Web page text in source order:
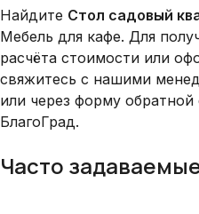
Найдите Стол садовый
Мебель для кафе. Для
расчёта стоимости или
свяжитесь с нашими
или через форму обратной
БлагоГрад.
Часто